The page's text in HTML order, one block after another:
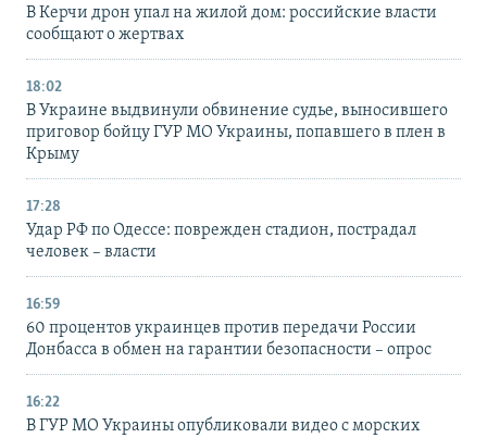
В Керчи дрон упал на жилой дом: российские власти
сообщают о жертвах
18:02
В Украине выдвинули обвинение судье, выносившего
приговор бойцу ГУР МО Украины, попавшего в плен в
Крыму
17:28
Удар РФ по Одессе: поврежден стадион, пострадал
человек – власти
16:59
60 процентов украинцев против передачи России
Донбасса в обмен на гарантии безопасности – опрос
16:22
В ГУР МО Украины опубликовали видео с морских